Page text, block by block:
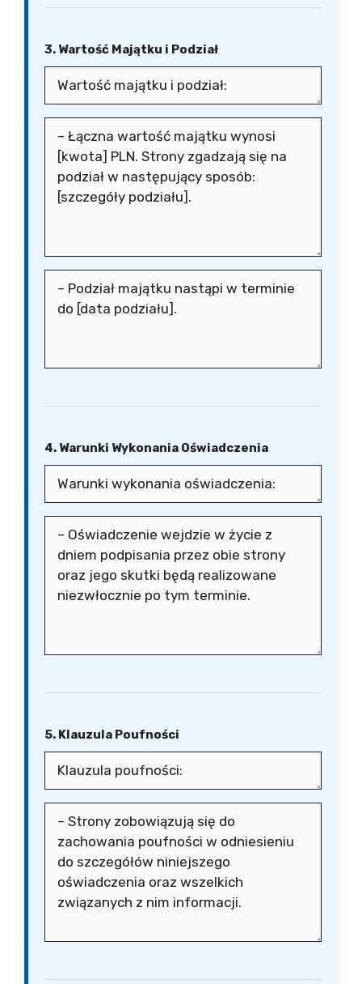
3. Wartość Majątku i Podział
4. Warunki Wykonania Oświadczenia
5. Klauzula Poufności